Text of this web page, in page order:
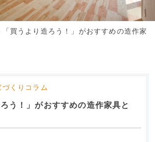
「買うより造ろう！」がおすすめの造作家
ろう！」がおすすめの造作家具と
づくりコラム